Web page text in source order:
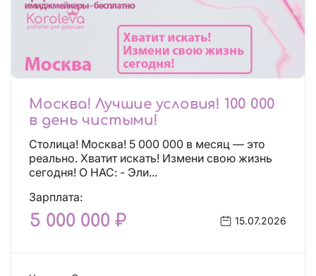
Москва! Лучшие условия! 100 000
в день чистыми!
Столица! Москва! 5 000 000 в месяц — это
реально. Хватит искать! Измени свою жизнь
сегодня! О НАС: - Эли...
Зарплата:
5 000 000 ₽ 15.07.2026